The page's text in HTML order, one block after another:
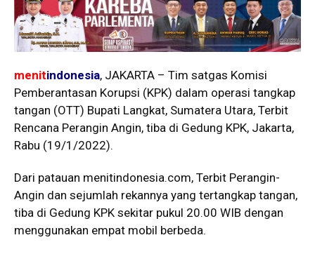
menitindonesia, JAKARTA – Tim satgas Komisi
Pemberantasan Korupsi (KPK) dalam operasi tangkap
tangan (OTT) Bupati Langkat, Sumatera Utara, Terbit
Rencana Perangin Angin, tiba di Gedung KPK, Jakarta,
Rabu (19/1/2022).
Dari patauan menitindonesia.com, Terbit Perangin-
Angin dan sejumlah rekannya yang tertangkap tangan,
tiba di Gedung KPK sekitar pukul 20.00 WIB dengan
menggunakan empat mobil berbeda.